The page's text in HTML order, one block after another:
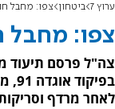
ערוץ 7 ביטחון צפו: מחבל
צפו: מחבל
לאחר מרדף